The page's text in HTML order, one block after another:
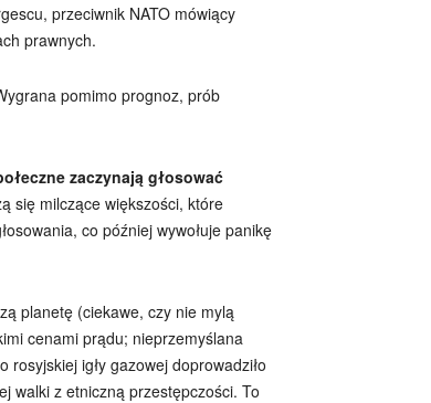
przeciwnik NATO mówiący
prawnych.
pomimo prognoz, prób
zaczynają głosować
się milczące większości, które
co później wywołuje panikę
planetę (ciekawe, czy nie mylą
cenami prądu; nieprzemyślana
igły gazowej doprowadziło
walki z etniczną przestępczości. To